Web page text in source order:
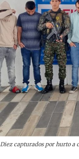
Diez capturados por hurto a